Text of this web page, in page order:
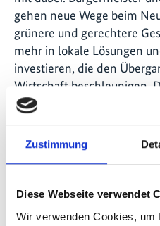
Zustimmung
Diese Webseite verwendet
Wir verwenden Cookies, um
gehen neue Wege beim
grünere und gerechtere
mehr in lokale Lösungen
investieren, die den
Wirtschaft beschleunigen.
auf der ganzen Welt,
Konvents, ihre Pläne für
Emissionen und
Über den City Climate